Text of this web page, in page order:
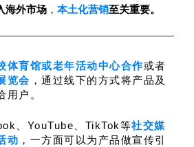
海外市场 ， 本土化营销至关重要。
体育馆或老年活动中心合作或者
览会 ，通过线下的方式将产品及
用户。
、YouTube、TikTok等社交媒
动 ，一方面可以为产品做宣传引